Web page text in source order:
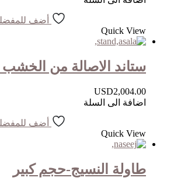
أضف
Quick View
ستاند الاصالة من
USD2,004.00
اضافة الى السلة
أضف
Quick View
طاولة النسيج-حجم كبير